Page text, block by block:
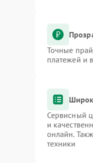
Точные
платежей и
Сервисный
и
онлайн.
техники